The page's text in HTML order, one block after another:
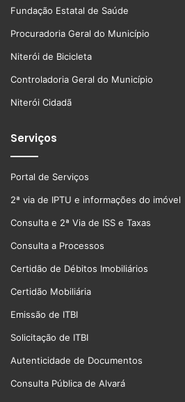
Fundação Estatal de Saúde
Procuradoria Geral do Município
Niterói de Bicicleta
Controladoria Geral do Município
Niterói Cidadã
Serviços
Portal de Serviços
2ª via de IPTU e informações do imóvel
Consulta e 2ª Via de ISS e Taxas
Consulta a Processos
Certidão de Débitos Imobiliários
Certidão Mobiliária
Emissão de ITBI
Solicitação de ITBI
Autenticidade de Documentos
Consulta Pública de Alvará